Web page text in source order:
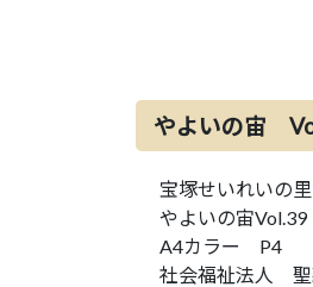
やよいの宙
宝塚せいれいの
やよいの宙Vol.39
A4カラー P4
社会福祉法人 聖